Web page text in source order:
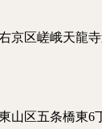
京区嵯峨天龍
山区五条橋東6